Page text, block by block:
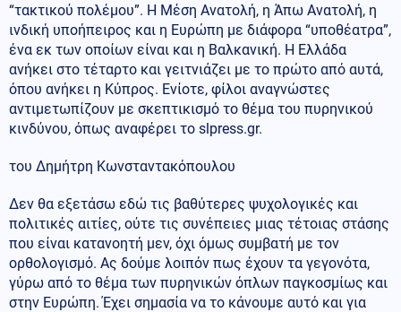
“τακτικού πολέμου”. Η Μέση Ανατολή, η Άπω Ανατολή, η
ινδική υποήπειρος και η Ευρώπη με διάφορα “υποθέατρα”,
ένα εκ των οποίων είναι και η Βαλκανική. Η Ελλάδα
ανήκει στο τέταρτο και γειτνιάζει με το πρώτο από αυτά,
όπου ανήκει η Κύπρος. Ενίοτε, φίλοι αναγνώστες
αντιμετωπίζουν με σκεπτικισμό το θέμα του πυρηνικού
κινδύνου, όπως αναφέρει το slpress.gr.
του Δημήτρη Κωνσταντακόπουλου
Δεν θα εξετάσω εδώ τις βαθύτερες ψυχολογικές και
πολιτικές αιτίες, ούτε τις συνέπειες μιας τέτοιας στάσης
που είναι κατανοητή μεν, όχι όμως συμβατή με τον
ορθολογισμό. Ας δούμε λοιπόν πως έχουν τα γεγονότα,
γύρω από το θέμα των πυρηνικών όπλων παγκοσμίως και
στην Ευρώπη. Έχει σημασία να το κάνουμε αυτό και για